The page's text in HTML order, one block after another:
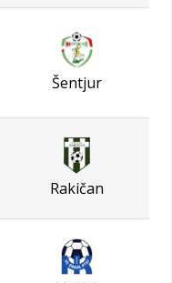
Šentjur
Rakičan